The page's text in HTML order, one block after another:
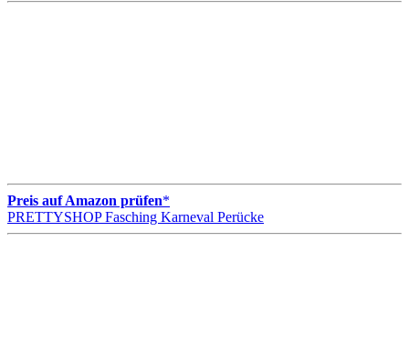
Preis auf Amazon prüfen*
PRETTYSHOP Fasching Karneval Perücke